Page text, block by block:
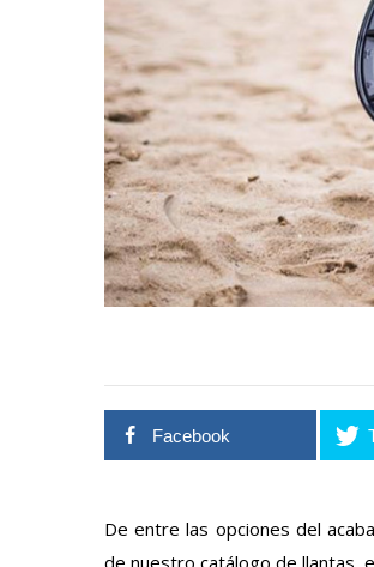
Facebook
De entre las opciones del